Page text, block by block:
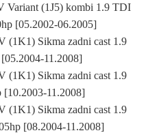
(1J5) kombi 1.9 TDI
[05.2002-06.2005]
Sikma zadni cast 1.9
11.2008]
Sikma zadni cast 1.9
11.2008]
Sikma zadni cast 1.9
[08.2004-11.2008]